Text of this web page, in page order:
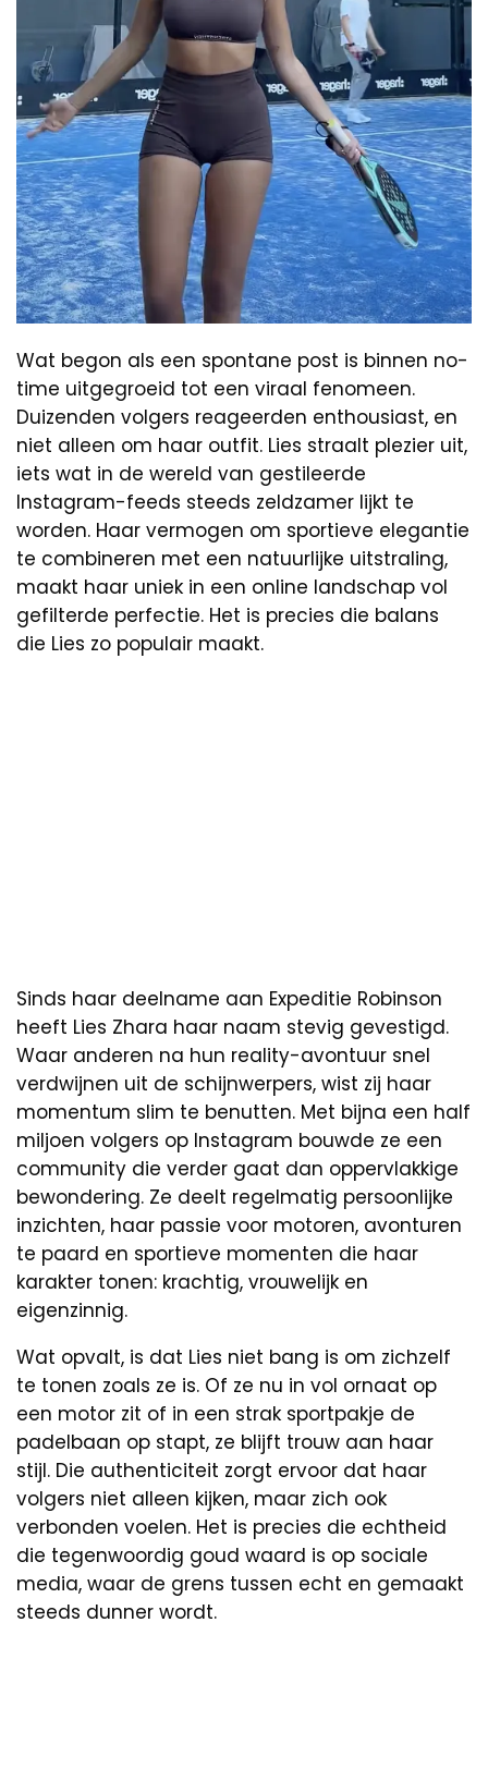
Wat begon als een spontane post is binnen no-
time uitgegroeid tot een viraal fenomeen.
Duizenden volgers reageerden enthousiast, en
niet alleen om haar outfit. Lies straalt plezier uit,
iets wat in de wereld van gestileerde
Instagram-feeds steeds zeldzamer lijkt te
worden. Haar vermogen om sportieve elegantie
te combineren met een natuurlijke uitstraling,
maakt haar uniek in een online landschap vol
gefilterde perfectie. Het is precies die balans
die Lies zo populair maakt.
Sinds haar deelname aan Expeditie Robinson
heeft Lies Zhara haar naam stevig gevestigd.
Waar anderen na hun reality-avontuur snel
verdwijnen uit de schijnwerpers, wist zij haar
momentum slim te benutten. Met bijna een half
miljoen volgers op Instagram bouwde ze een
community die verder gaat dan oppervlakkige
bewondering. Ze deelt regelmatig persoonlijke
inzichten, haar passie voor motoren, avonturen
te paard en sportieve momenten die haar
karakter tonen: krachtig, vrouwelijk en
eigenzinnig.
Wat opvalt, is dat Lies niet bang is om zichzelf
te tonen zoals ze is. Of ze nu in vol ornaat op
een motor zit of in een strak sportpakje de
padelbaan op stapt, ze blijft trouw aan haar
stijl. Die authenticiteit zorgt ervoor dat haar
volgers niet alleen kijken, maar zich ook
verbonden voelen. Het is precies die echtheid
die tegenwoordig goud waard is op sociale
media, waar de grens tussen echt en gemaakt
steeds dunner wordt.